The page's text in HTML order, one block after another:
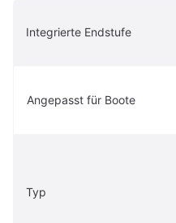
Integrierte Endstufe
Angepasst für Boote
Typ